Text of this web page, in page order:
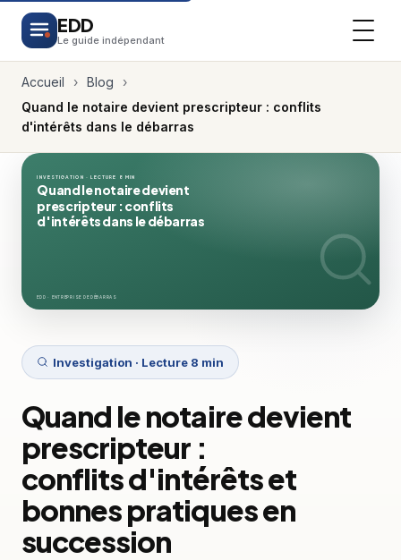
EDD
Le guide indépendant
Accueil › Blog
›
Quand le notaire devient prescripteur : conflits
d'intérêts dans le débarras
INVESTIGATION · LECTURE 8 MIN
Quand le notaire devient
prescripteur : conflits
d'intérêts dans le débarras
EDD · ENTREPRISE DE DÉBARRAS
Investigation · Lecture 8 min
Quand le notaire devient
prescripteur :
conflits d'intérêts et
bonnes pratiques en
succession